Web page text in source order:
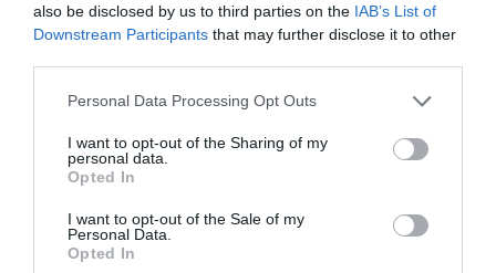
also be disclosed by us to third parties on the IAB’s List of
Downstream Participants that may further disclose it to other
Please note that this website/app uses one or more Google
not limited to your visit or usage behaviour. You may click to
grant or deny consent to Google and its third-party tags to
use your data for below specified purposes in below Google
consent section.
Personal Data Processing Opt Outs
I want to opt-out of the Sharing of my
personal data.
Opted In
I want to opt-out of the Sale of my
Personal Data.
Opted In
BAKA ANDRÁST JELÖLI KÖZTÁRSASÁGI
2026. augusztus 08| Mindenki ügye